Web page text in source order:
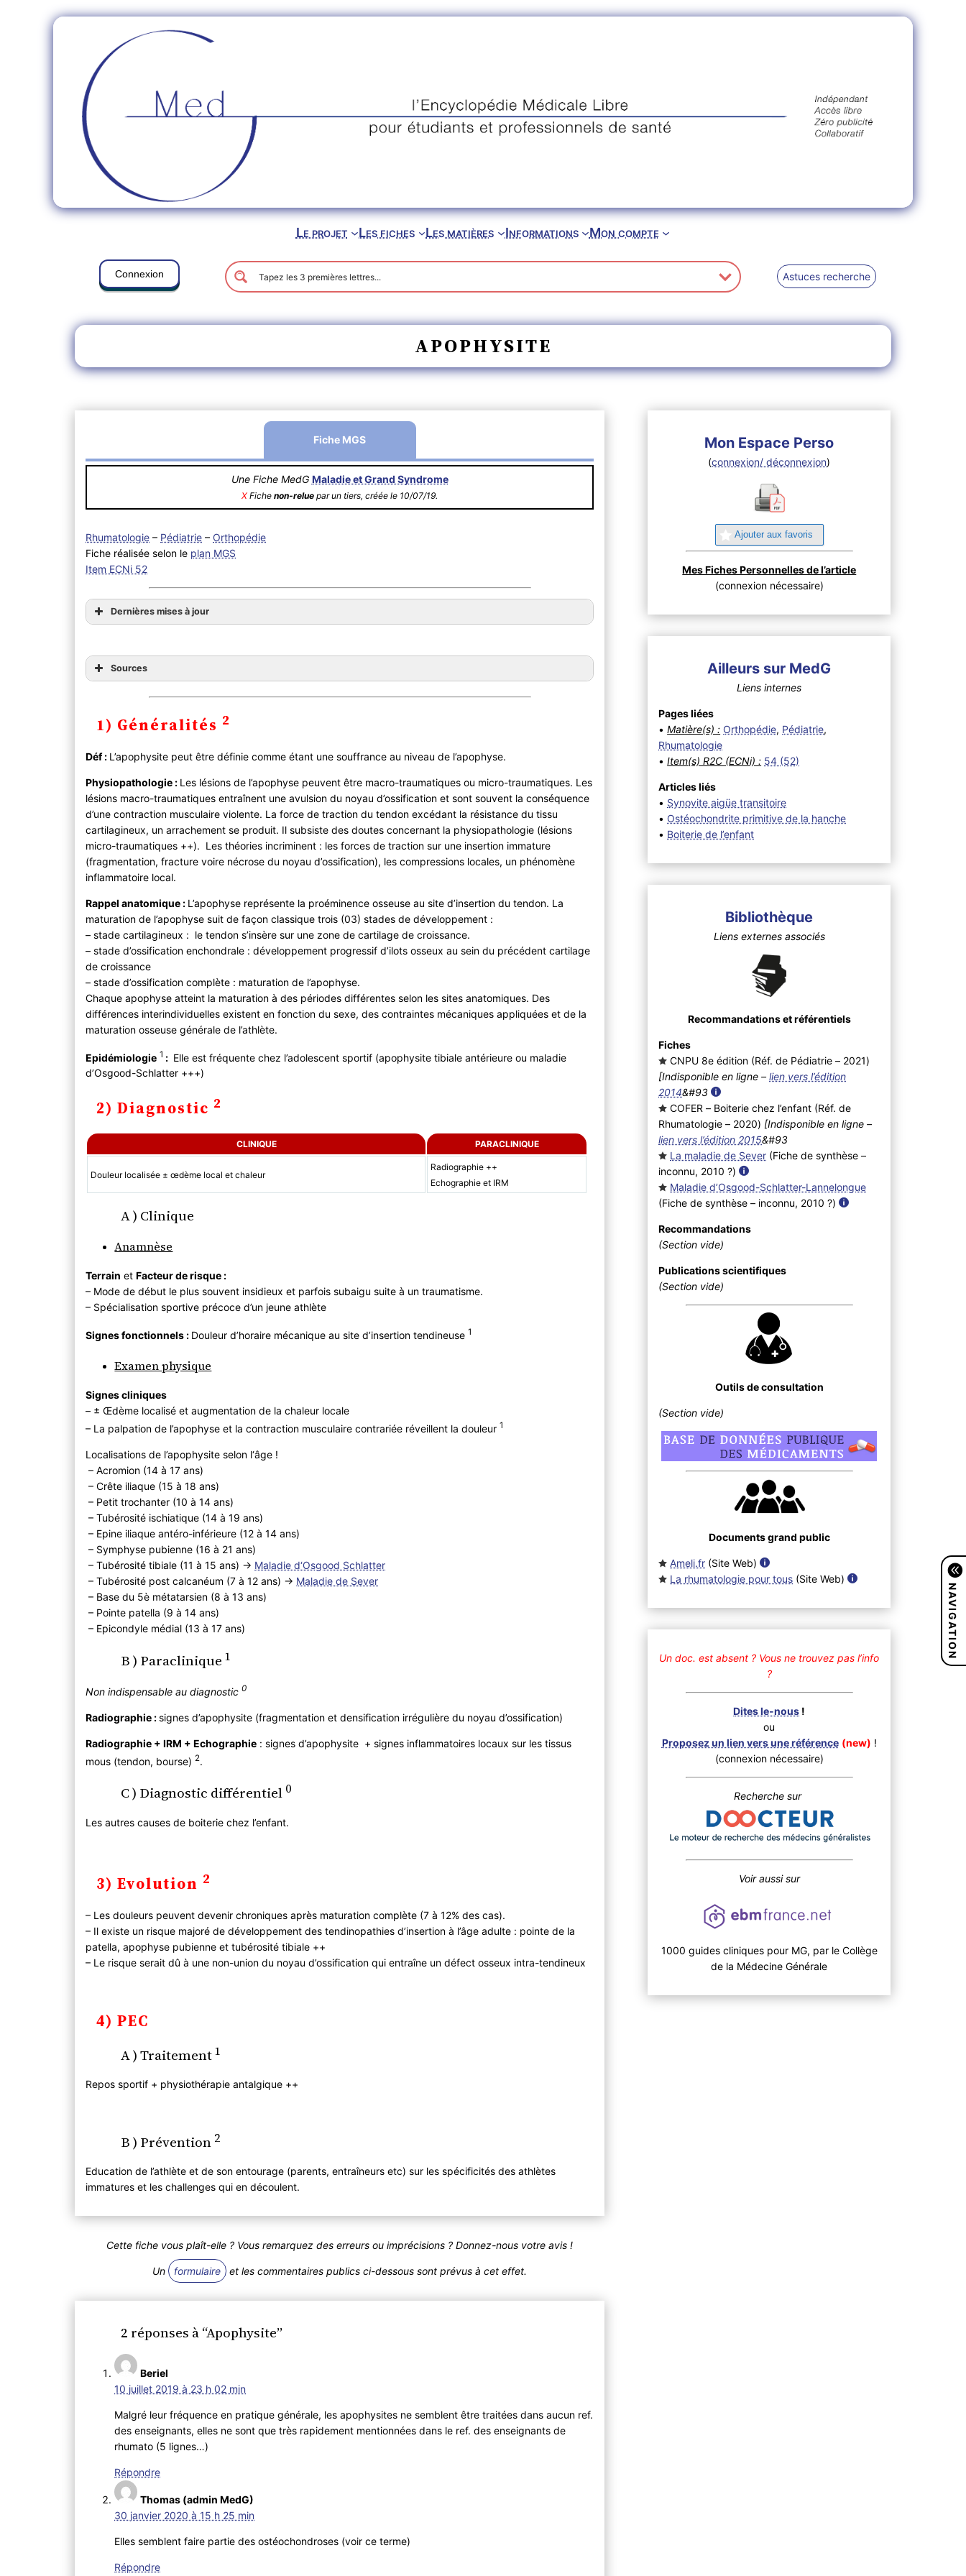
Le projet Les fiches Les matières Informations Mon compte
Connexion Astuces recherche
APOPHYSITE
Fiche MGS
Une Fiche MedG Maladie et Grand Syndrome
X Fichenon-relue par un tiers, créée le 10/07/19.
Rhumatologie – Pédiatrie – Orthopédie
Fiche réalisée selon le plan MGS
Item ECNi 52
Dernières mises à jour
Sources
1) Généralités 2
Déf : L’apophysite peut être définie comme étant une souffrance au niveau de l’apophyse.
Physiopathologie : Les lésions de l’apophyse peuvent être macro-traumatiques ou micro-traumatiques. Les
lésions macro-traumatiques entraînent une avulsion du noyau d’ossification et sont souvent la conséquence
d’une contraction musculaire violente. La force de traction du tendon excédant la résistance du tissu
cartilagineux, un arrachement se produit. Il subsiste des doutes concernant la physiopathologie (lésions
micro-traumatiques ++). Les théories incriminent : les forces de traction sur une insertion immature
(fragmentation, fracture voire nécrose du noyau d’ossification), les compressions locales, un phénomène
inflammatoire local.
Rappel anatomique : L’apophyse représente la proéminence osseuse au site d’insertion du tendon. La
maturation de l’apophyse suit de façon classique trois (03) stades de développement :
– stade cartilagineux : le tendon s’insère sur une zone de cartilage de croissance.
– stade d’ossification enchondrale : développement progressif d’ilots osseux au sein du précédent cartilage
de croissance
– stade d’ossification complète : maturation de l’apophyse.
Chaque apophyse atteint la maturation à des périodes différentes selon les sites anatomiques. Des
différences interindividuelles existent en fonction du sexe, des contraintes mécaniques appliquées et de la
maturation osseuse générale de l’athlète.
Epidémiologie 1 : Elle est fréquente chez l’adolescent sportif (apophysite tibiale antérieure ou maladie
d’Osgood-Schlatter +++)
2) Diagnostic 2
CLINIQUE PARACLINIQUE
Douleur localisée ± œdème local et chaleur
Radiographie ++
Echographie et IRM
A ) Clinique
Anamnèse
Terrain etFacteur de risque :
– Mode de début le plus souvent insidieux et parfois subaigu suite à un traumatisme.
– Spécialisation sportive précoce d’un jeune athlète
Signes fonctionnels : Douleur d’horaire mécanique au site d’insertion tendineuse 1
Examen physique
Signes cliniques
– ± Œdème localisé et augmentation de la chaleur locale
– La palpation de l’apophyse et la contraction musculaire contrariée réveillent la douleur 1
Localisations de l’apophysite selon l‘âge !
– Acromion (14 à 17 ans)
– Crête iliaque (15 à 18 ans)
– Petit trochanter (10 à 14 ans)
– Tubérosité ischiatique (14 à 19 ans)
– Epine iliaque antéro-inférieure (12 à 14 ans)
– Symphyse pubienne (16 à 21 ans)
– Tubérosité tibiale (11 à 15 ans) -> Maladie d‘Osgood Schlatter
– Tubérosité post calcanéum (7 à 12 ans) -> Maladie de Sever
– Base du 5è métatarsien (8 à 13 ans)
– Pointe patella (9 à 14 ans)
– Epicondyle médial (13 à 17 ans)
B ) Paraclinique1
Non indispensable au diagnostic0
Radiographie :signes d’apophysite (fragmentation et densification irrégulière du noyau d’ossification)
Radiographie + IRM + Echographie : signes d’apophysite + signes inflammatoires locaux sur les tissus
mous (tendon, bourse)2.
C ) Diagnostic différentiel 0
Les autres causes de boiterie chez l’enfant.
3) Evolution 2
– Les douleurs peuvent devenir chroniques après maturation complète (7 à 12% des cas).
– Il existe un risque majoré de développement des tendinopathies d’insertion à l’âge adulte : pointe de la
patella, apophyse pubienne et tubérosité tibiale ++
– Le risque serait dû à une non-union du noyau d’ossification qui entraîne un défect osseux intra-tendineux
4) PEC
A ) Traitement1
Repos sportif + physiothérapie antalgique ++
B ) Prévention 2
Education de l’athlète et de son entourage (parents, entraîneurs etc) sur les spécificités des athlètes
immatures et les challenges qui en découlent.
Cette fiche vous plaît-elle ? Vous remarquez des erreurs ou imprécisions ? Donnez-nous votre avis !
Un formulaire et les commentaires publics ci-dessous sont prévus à cet effet.
2 réponses à “Apophysite”
Beriel
10 juillet 2019 à 23 h 02 min
Malgré leur fréquence en pratique générale, les apophysites ne semblent être traitées dans aucun ref.
des enseignants, elles ne sont que très rapidement mentionnées dans le ref. des enseignants de
rhumato (5 lignes…)
Répondre
Thomas (admin MedG)
30 janvier 2020 à 15 h 25 min
Elles semblent faire partie des ostéochondroses (voir ce terme)
Répondre
Mon Espace Perso
(connexion/ déconnexion)
Ajouter aux favoris
Mes Fiches Personnelles de l’article
(connexion nécessaire)
Ailleurs sur MedG
Liens internes
Pages liées
•Matière(s) : Orthopédie, Pédiatrie,
Rhumatologie
•Item(s) R2C (ECNi) : 54 (52)
Articles liés
• Synovite aigüe transitoire
• Ostéochondrite primitive de la hanche
• Boiterie de l’enfant
Bibliothèque
Liens externes associés
Recommandations et référentiels
Fiches
CNPU 8e édition (Réf. de Pédiatrie – 2021)
[Indisponible en ligne –lien vers l’édition
2014&#93
COFER – Boiterie chez l’enfant (Réf. de
Rhumatologie – 2020) [Indisponible en ligne –
lien vers l’édition 2015&#93
La maladie de Sever (Fiche de synthèse –
inconnu, 2010 ?)
Maladie d’Osgood-Schlatter-Lannelongue
(Fiche de synthèse – inconnu, 2010 ?)
Recommandations
(Section vide)
Publications scientifiques
(Section vide)
Outils de consultation
(Section vide)
Documents grand public
Ameli.fr (Site Web)
La rhumatologie pour tous (Site Web)
Un doc. est absent ? Vous ne trouvez pas l’info
?
Dites le-nous !
ou
Proposez un lien vers une référence (new) !
(connexion nécessaire)
Recherche sur
Voir aussi sur
1000 guides cliniques pour MG, par le Collège
de la Médecine Générale
NAVIGATION